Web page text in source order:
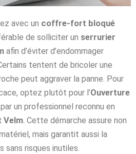
avec un coffre-fort bloqué
de solliciter un serrurier
afin d’éviter d’endommager
tentent de bricoler une
peut aggraver la panne. Pour
optez plutôt pour l’Ouverture
un professionnel reconnu en
Velm. Cette démarche assure non
mais garantit aussi la
sans risques inutiles.